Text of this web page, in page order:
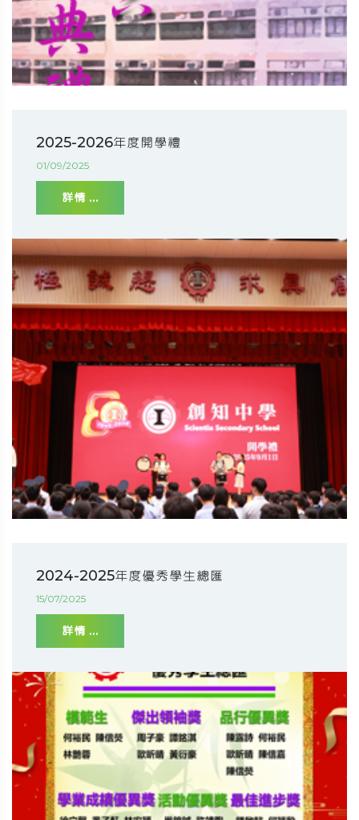
2025-2026年度開學禮
01/09/2025
詳情 ...
2024-2025年度優秀學生總匯
15/07/2025
詳情 ...